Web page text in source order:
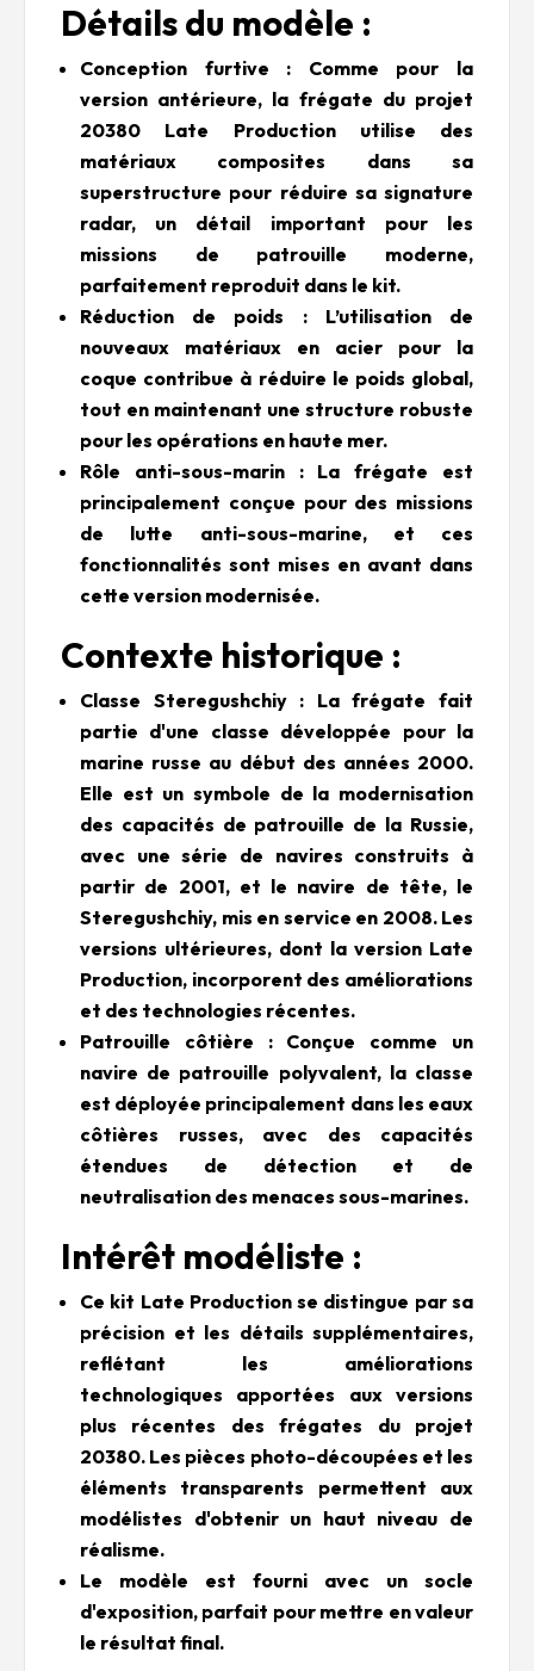
Détails du modèle :
Conception furtive : Comme pour la
version antérieure, la frégate du projet
20380 Late Production utilise des
matériaux composites dans sa
superstructure pour réduire sa signature
radar, un détail important pour les
missions de patrouille moderne,
parfaitement reproduit dans le kit.
Réduction de poids : L’utilisation de
nouveaux matériaux en acier pour la
coque contribue à réduire le poids global,
tout en maintenant une structure robuste
pour les opérations en haute mer.
Rôle anti-sous-marin : La frégate est
principalement conçue pour des missions
de lutte anti-sous-marine, et ces
fonctionnalités sont mises en avant dans
cette version modernisée.
Contexte historique :
Classe Steregushchiy : La frégate fait
partie d'une classe développée pour la
marine russe au début des années 2000.
Elle est un symbole de la modernisation
des capacités de patrouille de la Russie,
avec une série de navires construits à
partir de 2001, et le navire de tête, le
Steregushchiy, mis en service en 2008. Les
versions ultérieures, dont la version Late
Production, incorporent des améliorations
et des technologies récentes.
Patrouille côtière : Conçue comme un
navire de patrouille polyvalent, la classe
est déployée principalement dans les eaux
côtières russes, avec des capacités
étendues de détection et de
neutralisation des menaces sous-marines.
Intérêt modéliste :
Ce kit Late Production se distingue par sa
précision et les détails supplémentaires,
reflétant les améliorations
technologiques apportées aux versions
plus récentes des frégates du projet
20380. Les pièces photo-découpées et les
éléments transparents permettent aux
modélistes d'obtenir un haut niveau de
réalisme.
Le modèle est fourni avec un socle
d'exposition, parfait pour mettre en valeur
le résultat final.